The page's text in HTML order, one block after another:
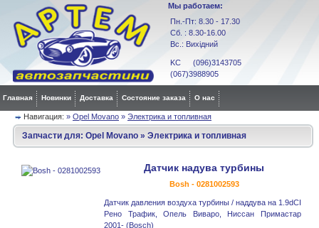
Мы работаем:
Пн.-Пт: 8.30 - 17.30
Сб. : 8.30-16.00
Вс.: Вихідний
KC (096)3143705
(067)3988905
Главная Новинки Доставка Состояние заказа О нас
Навигация: » Opel Movano » Электрика и топливная
Запчасти для: Opel Movano » Электрика и топливная
Датчик надува турбины
Bosh - 0281002593
Датчик давления воздуха турбины / наддува на 1.9dCI
Рено Трафик, Опель Виваро, Ниссан Примастар
2001- (Bosch)